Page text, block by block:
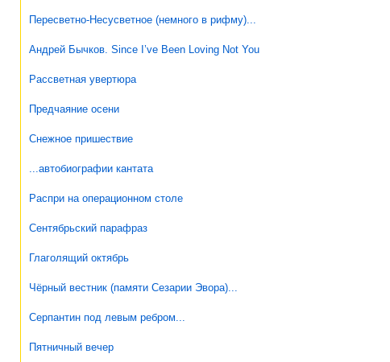
Пересветно-Несусветное (немного в рифму)...
Андрей Бычков. Since I’ve Been Loving Not You
Рассветная увертюра
Предчаяние осени
Снежное пришествие
...автобиографии кантата
Распри на операционном столе
Сентябрьский парафраз
Глаголящий октябрь
Чёрный вестник (памяти Сезарии Эвора)...
Серпантин под левым ребром...
Пятничный вечер